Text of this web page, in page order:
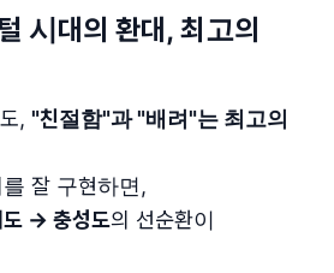
시대의 환대, 최고의
, "친절함"과 "배려"는 최고의
잘 구현하면,
→ 충성도의 선순환이